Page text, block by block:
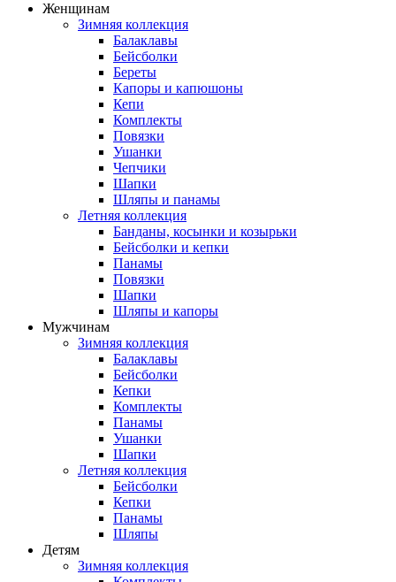
Женщинам
Зимняя коллекция
Балаклавы
Бейсболки
Береты
Капоры и капюшоны
Кепи
Комплекты
Повязки
Ушанки
Чепчики
Шапки
Шляпы и панамы
Летняя коллекция
Банданы, косынки и козырьки
Бейсболки и кепки
Панамы
Повязки
Шапки
Шляпы и капоры
Мужчинам
Зимняя коллекция
Балаклавы
Бейсболки
Кепки
Комплекты
Панамы
Ушанки
Шапки
Летняя коллекция
Бейсболки
Кепки
Панамы
Шляпы
Детям
Зимняя коллекция